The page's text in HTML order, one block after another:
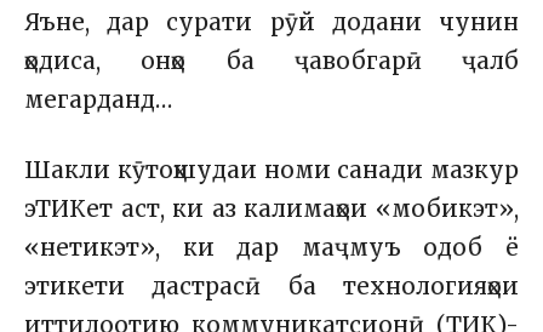
Яъне, дар сурати рӯй додани чунин
ҳодиса, онҳо ба ҷавобгарӣ ҷалб
мегарданд…
Шакли кӯтоҳшудаи номи санади мазкур
эТИКет аст, ки аз калимаҳои «мобикэт»,
«нетикэт», ки дар маҷмуъ одоб ё
этикети дастрасӣ ба технологияҳои
иттилоотию коммуникатсионӣ (ТИК)-